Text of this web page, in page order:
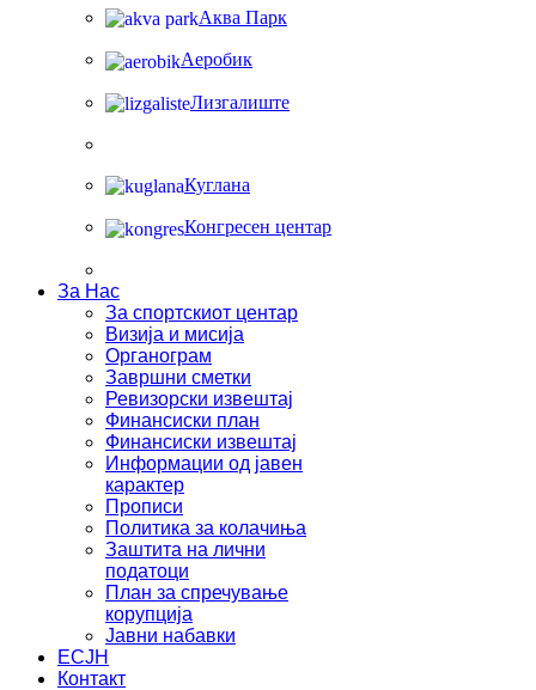
Аква Парк
Аеробик
Лизгалиште
Куглана
Конгресен центар
За Нас
За спортскиот центар
Визија и мисија
Органограм
Завршни сметки
Ревизорски извештај
Финансиски план
Финансиски извештај
Информации од јавен
карактер
Прописи
Политика за колачиња
Заштита на лични
податоци
План за спречување
корупција
Јавни набавки
ЕСЈН
Контакт